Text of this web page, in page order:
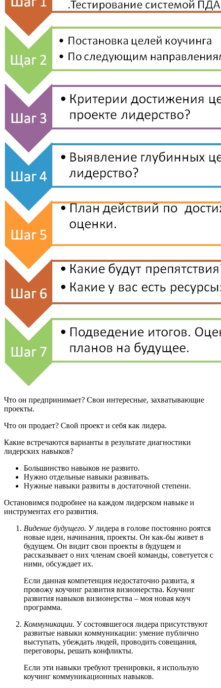
Что он предпринимает? Свои интересные, захватывающие
проекты.
Что он продает? Свой проект и себя как лидера.
Какие встречаются варианты в результате диагностики
лидерских навыков?
Большинство навыков не развито.
Нужно отдельные навыки развивать.
Нужные навыки развиты в достаточной степени.
Остановимся подробнее на каждом лидерском навыке и
инструментах его развития.
Видение будущего. У лидера в голове постоянно роятся
новые идеи, начинания, проекты. Он как-бы живет в
будущем. Он видит свои проекты в будущем и
рассказывает о них членам своей команды, советуется с
ними, обсуждает их.
Если данная компетенция недостаточно развита, я
провожу коучинг развития визионерства. Коучинг
развития навыков визионерства – моя новая коуч
программа.
Коммуникации. У состоявшегося лидера присутствуют
развитые навыки коммуникации: умение публично
выступать, убеждать людей, проводить совещания,
переговоры, решать конфликты.
Если эти навыки требуют тренировки, я использую
коучинг коммуникационных навыков.